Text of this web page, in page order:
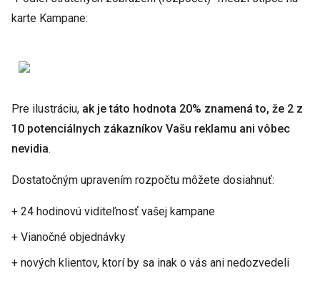
karte Kampane:
Pre ilustráciu, ak je táto hodnota 20% znamená to, že 2 z
10 potenciálnych zákazníkov Vašu reklamu ani vôbec
nevidia.
Dostatočným upravením rozpočtu môžete dosiahnuť:
+ 24 hodinovú viditeľnosť vašej kampane
+ Vianočné objednávky
+ nových klientov, ktorí by sa inak o vás ani nedozvedeli